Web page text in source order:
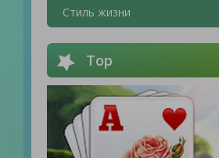
Стиль жизни
Top